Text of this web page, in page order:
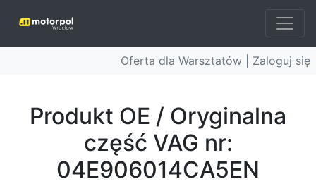
Oferta dla Warsztatów | Zaloguj się
Produkt OE / Oryginalna
część VAG nr:
04E906014CA5EN